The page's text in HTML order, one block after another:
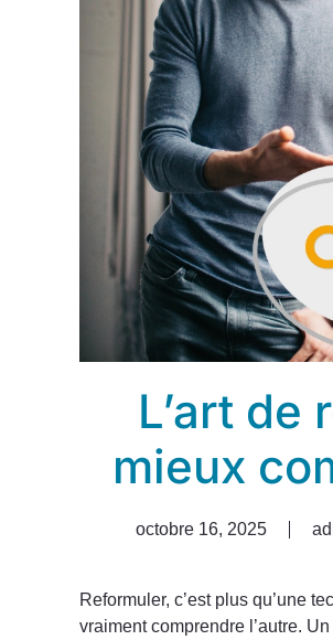
L’art de
mieux
octobre 16, 2025
Reformuler, c’est plus qu’une
vraiment comprendre l’autre.